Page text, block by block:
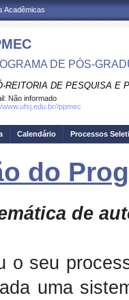
Acadêmicas
DE PÓS-
REITORIA DE PESQUISA E
Não informado
www.ufsj.edu.br//ppmec
Calendário Processos
do
de
o seu
uma